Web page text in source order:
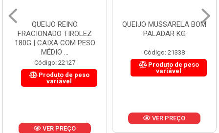
QUEIJO REINO
FRACIONADO TIROLEZ
180G | CAIXA COM PESO
MÉDIO ...
Código: 22127
Produto de peso
variável
VER PREÇO
QUEIJO MUSSARELA BOM
PALADAR KG
Código: 21338
Produto de peso
variável
VER PREÇO